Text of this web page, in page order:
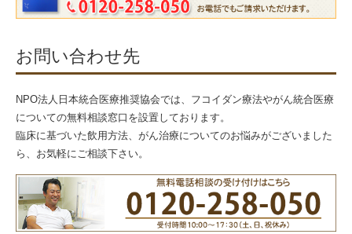
お問い合わせ先
NPO法人日本統合医療推奨協会では、フコイダン療法やがん統合医療
についての無料相談窓口を設置しております。
臨床に基づいた飲用方法、がん治療についてのお悩みがございました
ら、お気軽にご相談下さい。